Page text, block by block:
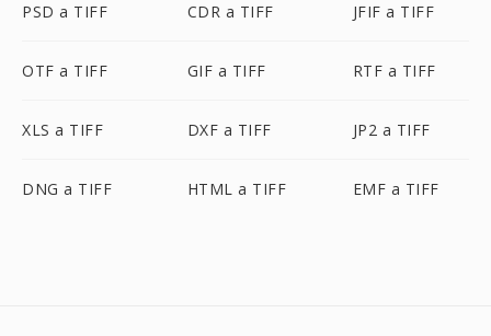
PSD a TIFF CDR a TIFF JFIF a TIFF
OTF a TIFF GIF a TIFF RTF a TIFF
XLS a TIFF DXF a TIFF JP2 a TIFF
DNG a TIFF HTML a TIFF EMF a TIFF